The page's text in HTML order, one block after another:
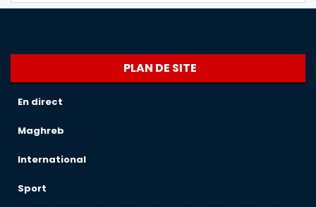
PLAN DE SITE
En direct
Maghreb
International
Sport